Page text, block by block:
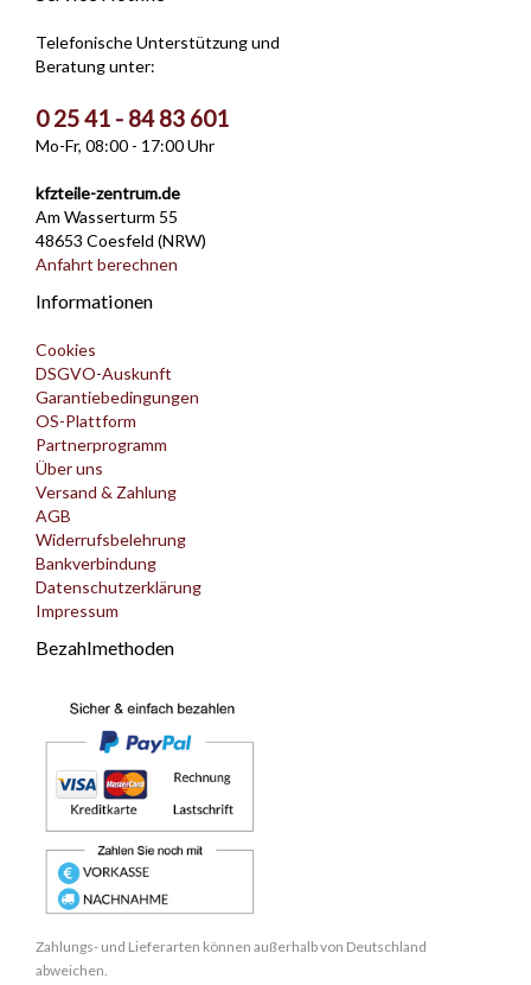
Telefonische Unterstützung und
Beratung unter:
0 25 41 - 84 83 601
Mo-Fr, 08:00 - 17:00 Uhr
kfzteile-zentrum.de
Am Wasserturm 55
48653 Coesfeld (NRW)
Anfahrt berechnen
Informationen
Cookies
DSGVO-Auskunft
Garantiebedingungen
OS-Plattform
Partnerprogramm
Über uns
Versand & Zahlung
AGB
Widerrufsbelehrung
Bankverbindung
Datenschutzerklärung
Impressum
Bezahlmethoden
Zahlungs- und Lieferarten können außerhalb von Deutschland
abweichen.